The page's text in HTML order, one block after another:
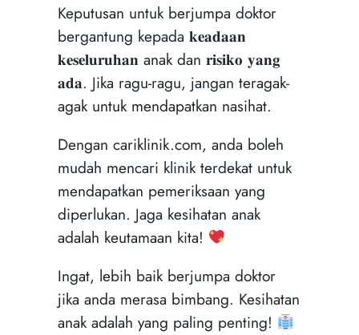
Keputusan untuk berjumpa doktor
bergantung kepada 𝐤𝐞𝐚𝐝𝐚𝐚𝐧
𝐤𝐞𝐬𝐞𝐥𝐮𝐫𝐮𝐡𝐚𝐧 anak dan 𝐫𝐢𝐬𝐢𝐤𝐨 𝐲𝐚𝐧𝐠
𝐚𝐝𝐚. Jika ragu-ragu, jangan teragak-
agak untuk mendapatkan nasihat.
Dengan cariklinik.com, anda boleh
mudah mencari klinik terdekat untuk
mendapatkan pemeriksaan yang
diperlukan. Jaga kesihatan anak
adalah keutamaan kita!
Ingat, lebih baik berjumpa doktor
jika anda merasa bimbang. Kesihatan
anak adalah yang paling penting!